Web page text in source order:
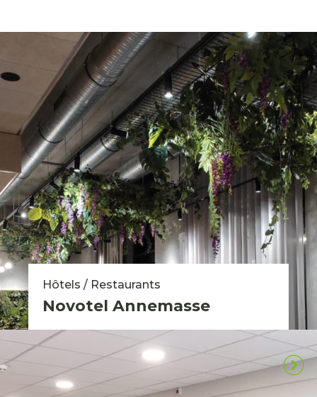
Hôtels / Restaurants
Novotel Annemasse
Toutes nos réalisations